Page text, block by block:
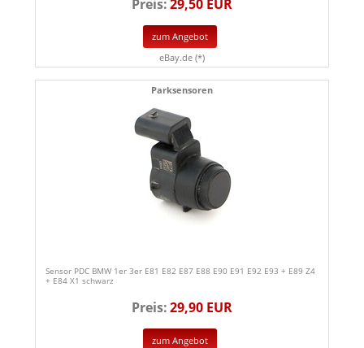
Preis:29,50 EUR
zum Angebot
eBay.de (*)
Parksensoren
Sensor PDC BMW 1er 3er E81 E82 E87 E88 E90 E91 E92 E93 + E89 Z4
+ E84 X1 schwarz
Preis:29,90 EUR
zum Angebot